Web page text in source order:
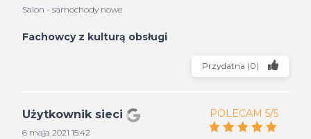
Salon - samochody nowe
Fachowcy z kulturą obsługi
Przydatna (0)
Użytkownik sieci
6 maja 2021 15:42
POLECAM 5/5